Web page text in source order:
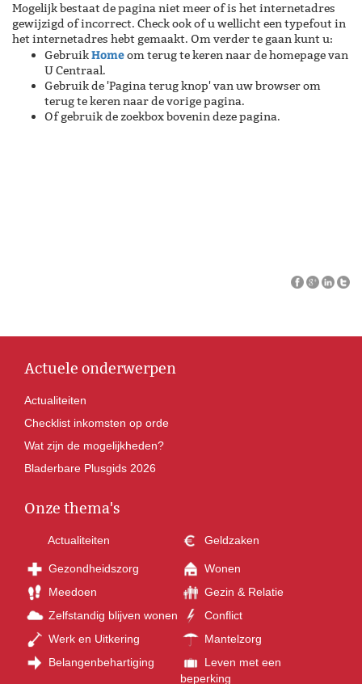
Mogelijk bestaat de pagina niet meer of is het internetadres
gewijzigd of incorrect. Check ook of u wellicht een typefout in
het internetadres hebt gemaakt. Om verder te gaan kunt u:
GebruikHomeom terug te keren naar de homepage van
U Centraal.
Gebruik de 'Pagina terug knop' van uw browser om
terug te keren naar de vorige pagina.
Of gebruik de zoekbox bovenin deze pagina.
Actuele onderwerpen
Actualiteiten
Checklist inkomsten op orde
Wat zijn de mogelijkheden?
Bladerbare Plusgids 2026
Onze thema's
Actualiteiten Geldzaken
Gezondheidszorg
Wonen
Meedoen
Gezin & Relatie
Zelfstandig blijven wonen
Conflict
Werk en Uitkering
Mantelzorg
Belangenbehartiging
Leven met een
beperking